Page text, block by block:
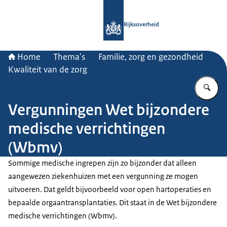
Rijksoverheid
Home Thema's
Familie, zorg en gezondheid
Kwaliteit van de zorg
Vergunningen Wet bijzondere
medische verrichtingen
(Wbmv)
Sommige medische ingrepen zijn zo bijzonder dat alleen
aangewezen ziekenhuizen met een vergunning ze mogen
uitvoeren. Dat geldt bijvoorbeeld voor open hartoperaties en
bepaalde orgaantransplantaties. Dit staat in de Wet bijzondere
medische verrichtingen (Wbmv).